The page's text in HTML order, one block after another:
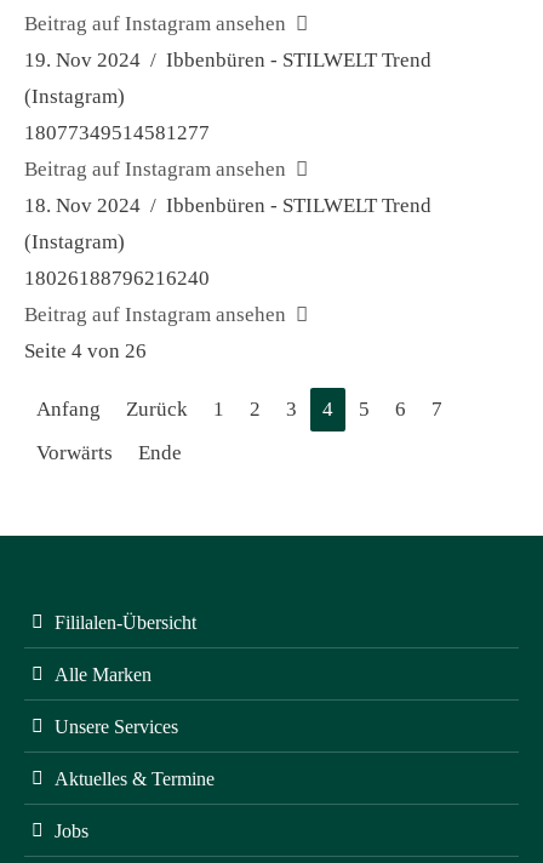
Beitrag auf Instagram ansehen
19. Nov 2024 / Ibbenbüren - STILWELT Trend
(Instagram)
18077349514581277
Beitrag auf Instagram ansehen
18. Nov 2024 / Ibbenbüren - STILWELT Trend
(Instagram)
18026188796216240
Beitrag auf Instagram ansehen
Seite 4 von 26
Anfang Zurück 1 2 3 4 5 6
7
Vorwärts
Ende
Fililalen-Übersicht
Alle Marken
Unsere Services
Aktuelles & Termine
Jobs